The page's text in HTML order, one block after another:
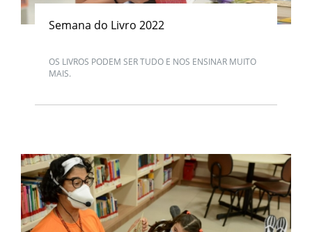
Semana do Livro 2022
OS LIVROS PODEM SER TUDO E NOS ENSINAR MUITO
MAIS.